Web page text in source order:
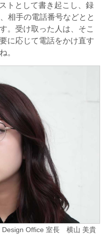
トとして書き起こし、録
相手の電話番号などとと
。受け取った人は、そこ
に応じて電話をかけ直す
。
Office 室長 横山 美貴